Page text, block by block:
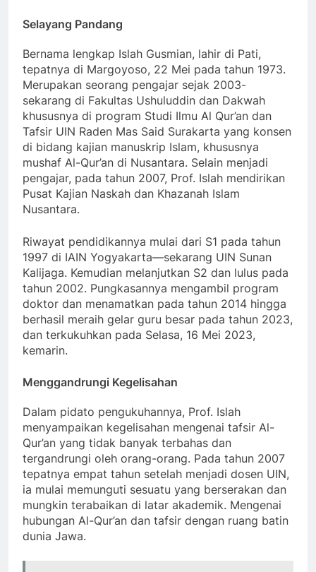
Selayang Pandang
Bernama lengkap Islah Gusmian, lahir di Pati,
tepatnya di Margoyoso, 22 Mei pada tahun 1973.
Merupakan seorang pengajar sejak 2003-
sekarang di Fakultas Ushuluddin dan Dakwah
khususnya di program Studi Ilmu Al Qur’an dan
Tafsir UIN Raden Mas Said Surakarta yang konsen
di bidang kajian manuskrip Islam, khususnya
mushaf Al-Qur’an di Nusantara. Selain menjadi
pengajar, pada tahun 2007, Prof. Islah mendirikan
Pusat Kajian Naskah dan Khazanah Islam
Nusantara.
Riwayat pendidikannya mulai dari S1 pada tahun
1997 di IAIN Yogyakarta—sekarang UIN Sunan
Kalijaga. Kemudian melanjutkan S2 dan lulus pada
tahun 2002. Pungkasannya mengambil program
doktor dan menamatkan pada tahun 2014 hingga
berhasil meraih gelar guru besar pada tahun 2023,
dan terkukuhkan pada Selasa, 16 Mei 2023,
kemarin.
Menggandrungi Kegelisahan
Dalam pidato pengukuhannya, Prof. Islah
menyampaikan kegelisahan mengenai tafsir Al-
Qur’an yang tidak banyak terbahas dan
tergandrungi oleh orang-orang. Pada tahun 2007
tepatnya empat tahun setelah menjadi dosen UIN,
ia mulai memunguti sesuatu yang berserakan dan
mungkin terabaikan di latar akademik. Mengenai
hubungan Al-Qur’an dan tafsir dengan ruang batin
dunia Jawa.